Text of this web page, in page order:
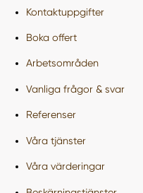
Kontaktuppgifter
Boka offert
Arbetsområden
Vanliga frågor & svar
Referenser
Våra tjänster
Våra värderingar